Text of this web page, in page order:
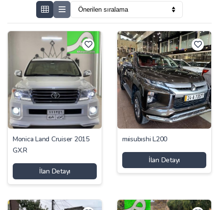
Monica Land Cruiser 2015
GX.R
İlan Detayı
mıisubıshi L200
İlan Detayı